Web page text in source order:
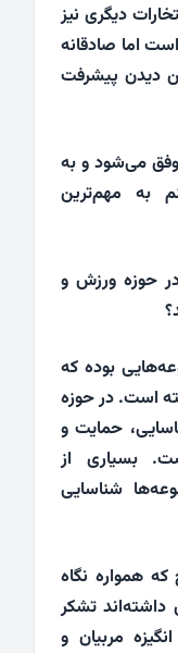
دیگری نیز
اما صادقانه
دیدن پیشرفت
می‌شود و به
به مهم‌ترین
حوزه ورزش و
بوده که
است. در حوزه
حمایت و
بسیاری از
شناسایی
همواره نگاه
تشکر
مربیان و